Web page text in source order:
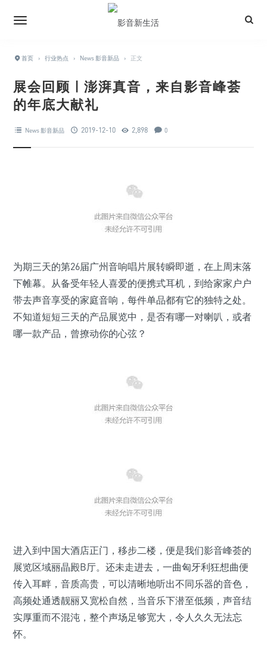
首页 › 行业热点 › News 影音新品 › 正文
展会回顾 | 澎湃真音，来自影音峰荟
的年底大献礼
News 影音新品 2019-12-10 2,898 0
为期三天的第26届广州音响唱片展转瞬即逝，在上周末落
下帷幕。从备受年轻人喜爱的便携式耳机，到给家家户户
带去声音享受的家庭音响，每件单品都有它的独特之处。
不知道短短三天的产品展览中，是否有哪一对喇叭，或者
哪一款产品，曾撩动你的心弦？
进入到中国大酒店正门，移步二楼，便是我们影音峰荟的
展览区域丽晶殿B厅。还未走进去，一曲匈牙利狂想曲便
传入耳畔，音质高贵，可以清晰地听出不同乐器的音色，
高频处通透靓丽又宽松自然，当音乐下潜至低频，声音结
实厚重而不混沌，整个声场足够宽大，令人久久无法忘
怀。